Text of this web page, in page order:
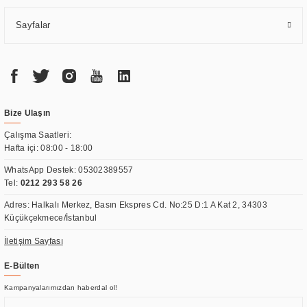
Sayfalar
Bize Ulaşın
Çalışma Saatleri:
Hafta içi: 08:00 - 18:00
WhatsApp Destek:05302389557
Tel: 0212 293 58 26
Adres: Halkalı Merkez, Basın Ekspres Cd. No:25 D:1 A Kat 2, 34303
Küçükçekmece/İstanbul
İletişim Sayfası
E-Bülten
Kampanyalarımızdan haberdal ol!